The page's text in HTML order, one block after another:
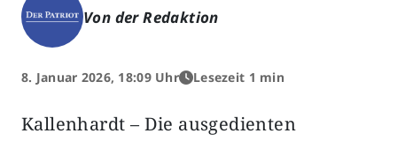
Von der Redaktion
8. Januar 2026, 18:09 Uhr Lesezeit 1 min
Kallenhardt – Die ausgedienten